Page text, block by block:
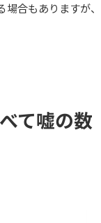
合もありますが、
て嘘の数